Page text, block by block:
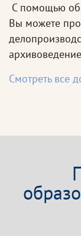
С помощью
Вы можете
Смотреть все